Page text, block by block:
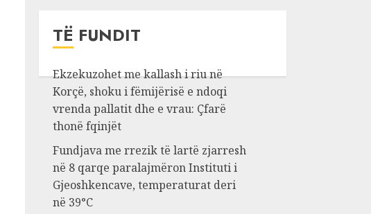
TË FUNDIT
Ekzekuzohet me kallash i riu në
Korçë, shoku i fëmijërisë e ndoqi
vrenda pallatit dhe e vrau: Çfarë
thonë fqinjët
Fundjava me rrezik të lartë zjarresh
në 8 qarqe paralajmëron Instituti i
Gjeoshkencave, temperaturat deri
në 39°C